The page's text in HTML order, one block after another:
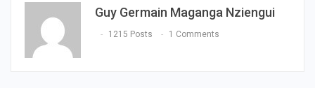
Guy Germain Maganga Nziengui
1215 Posts 1 Comments